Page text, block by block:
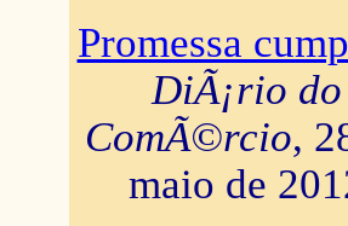
Promessa
DiÃ¡rio do
ComÃ©rcio,
maio de